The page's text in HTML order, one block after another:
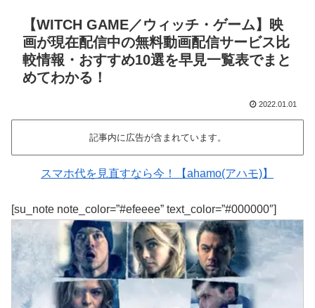
【WITCH GAME／ウィッチ・ゲーム】映
画が現在配信中の無料動画配信サービス比
較情報・おすすめ10選を早見一覧表でまと
めてわかる！
2022.01.01
記事内に広告が含まれています。
スマホ代を見直すなら今！【ahamo(アハモ)】
[su_note note_color=”#efeeee” text_color=”#000000″]